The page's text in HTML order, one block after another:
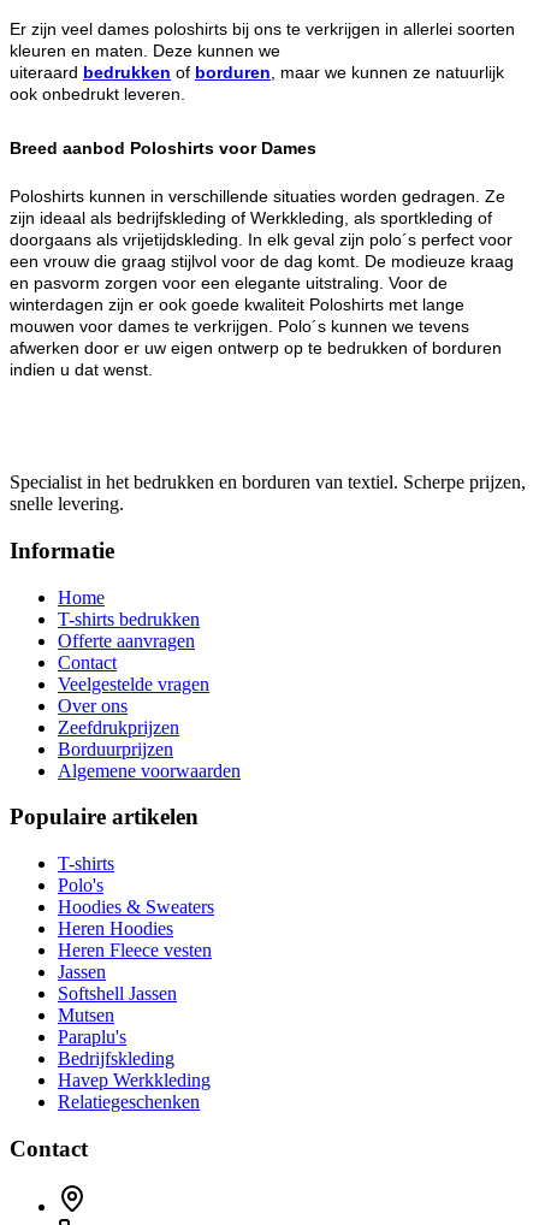
Er zijn veel dames poloshirts bij ons te verkrijgen in allerlei soorten
kleuren en maten. Deze kunnen we
uiteraard bedrukken of borduren, maar we kunnen ze natuurlijk
ook onbedrukt leveren.
Breed aanbod Poloshirts voor Dames
Poloshirts kunnen in verschillende situaties worden gedragen. Ze
zijn ideaal als bedrijfskleding of Werkkleding, als sportkleding of
doorgaans als vrijetijdskleding. In elk geval zijn polo´s perfect voor
een vrouw die graag stijlvol voor de dag komt. De modieuze kraag
en pasvorm zorgen voor een elegante uitstraling. Voor de
winterdagen zijn er ook goede kwaliteit Poloshirts met lange
mouwen voor dames te verkrijgen. Polo´s kunnen we tevens
afwerken door er uw eigen ontwerp op te bedrukken of borduren
indien u dat wenst.
Specialist in het bedrukken en borduren van textiel. Scherpe prijzen,
snelle levering.
Informatie
Home
T-shirts bedrukken
Offerte aanvragen
Contact
Veelgestelde vragen
Over ons
Zeefdrukprijzen
Borduurprijzen
Algemene voorwaarden
Populaire artikelen
T-shirts
Polo's
Hoodies & Sweaters
Heren Hoodies
Heren Fleece vesten
Jassen
Softshell Jassen
Mutsen
Paraplu's
Bedrijfskleding
Havep Werkkleding
Relatiegeschenken
Contact